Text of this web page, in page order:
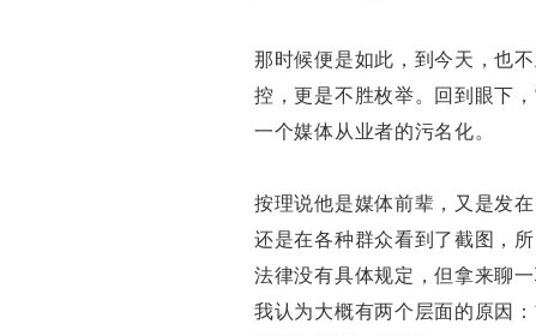
那时候便是如此，到今天，也
控，更是不胜枚举。回到眼下
一个媒体从业者的污名化。
按理说他是媒体前辈，又是发
还是在各种群众看到了截图，
法律没有具体规定，但拿来聊
我认为大概有两个层面的原因